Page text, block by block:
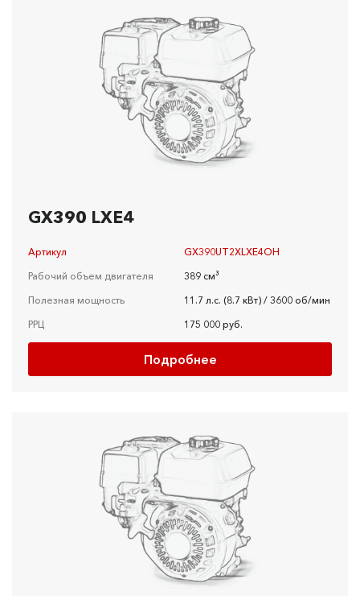
GX390 LXE4
Артикул
GX390UT2XLXE4OH
Рабочий объем двигателя
389 см³
Полезная мощность
11.7 л.с. (8.7 кВт) / 3600 об/мин
РРЦ
175 000 руб.
Подробнее